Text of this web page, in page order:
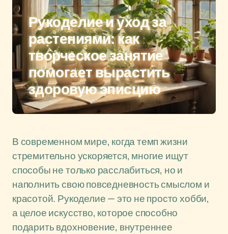
Рукоделие и уход за
растениями: как
творческое занятие
помогает вырастить
здоровую эписцию
В современном мире, когда темп жизни
стремительно ускоряется, многие ищут
способы не только расслабиться, но и
наполнить свою повседневность смыслом и
красотой. Рукоделие — это не просто хобби,
а целое искусство, которое способно
подарить вдохновение, внутреннее